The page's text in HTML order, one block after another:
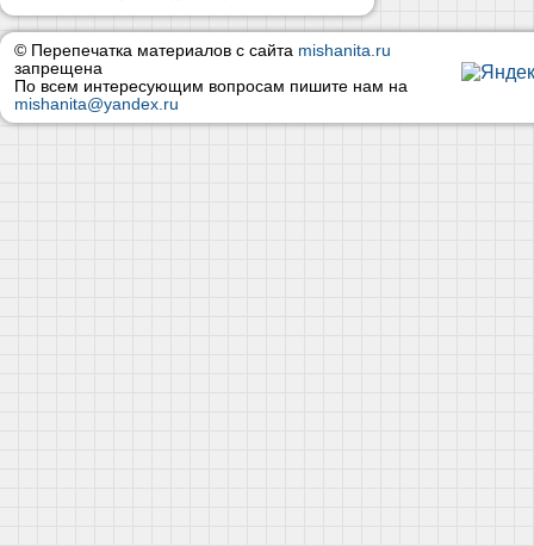
© Перепечатка материалов с сайта mishanita.ru
запрещена
По всем интересующим вопросам пишите нам на
mishanita@yandex.ru